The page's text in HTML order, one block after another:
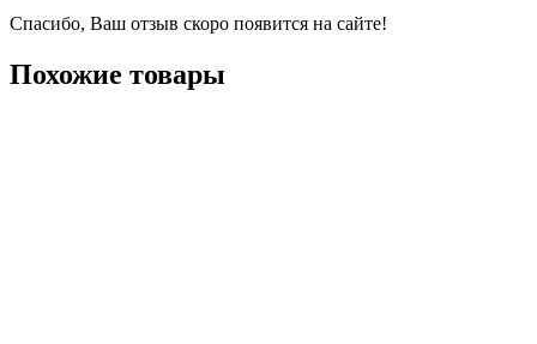
Спасибо, Ваш отзыв скоро появится на сайте!
Похожие товары